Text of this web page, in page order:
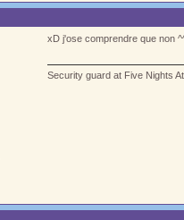
xD j'ose comprendre que non
Security guard at Five Nights